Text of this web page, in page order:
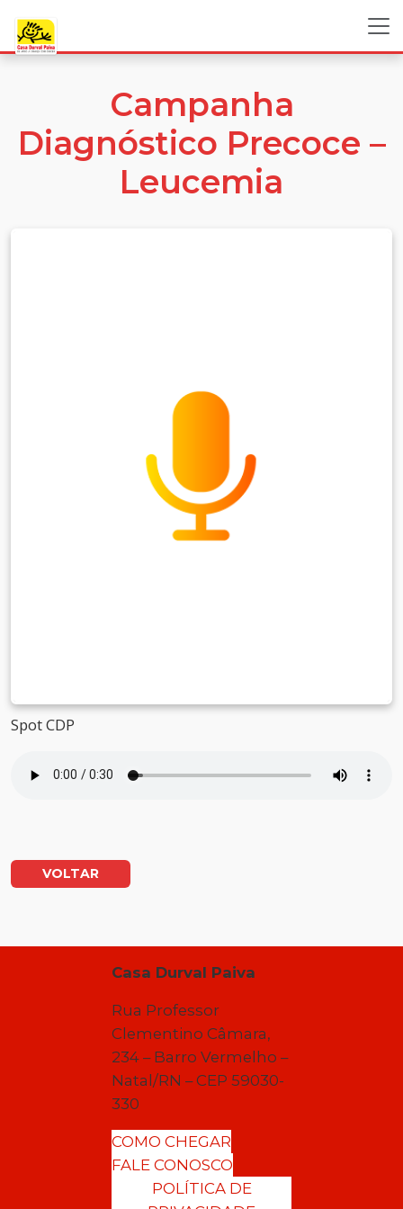
Campanha
Diagnóstico Precoce –
Leucemia
Spot CDP
VOLTAR
Casa Durval Paiva
Rua Professor
Clementino Câmara,
234 – Barro Vermelho –
Natal/RN – CEP 59030-
330
COMO CHEGAR
FALE CONOSCO
POLÍTICA DE